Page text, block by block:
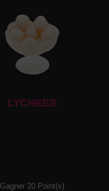
LYCHEES
Gagner 20 Point(s)